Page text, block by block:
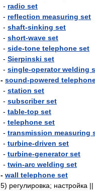
- radio set
- reflection measuring set
- shaft-sinking set
- short-wave set
- side-tone telephone set
- Sierpinski set
- single-operator welding
- sound-powered
- station set
- subscriber set
- table-top set
- telephone set
- transmission measuring
- turbine-driven set
- turbine-generator set
- twin-arc welding set
- wall telephone set
5) регулировка; настройка ||